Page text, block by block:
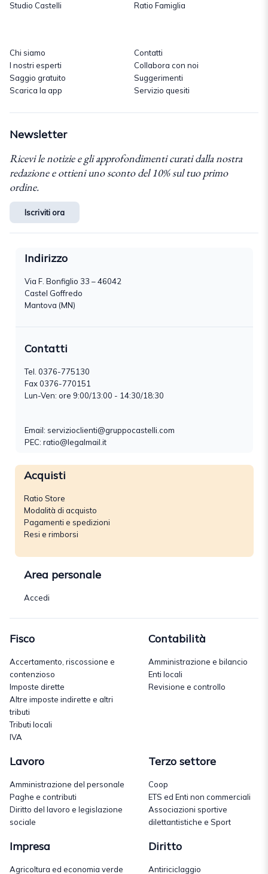
Studio Castelli
Ratio Famiglia
Chi siamo
I nostri esperti
Saggio gratuito
Scarica la app
Contatti
Collabora con noi
Suggerimenti
Servizio quesiti
Newsletter
Ricevi le notizie e gli approfondimenti curati dalla nostra
redazione e ottieni uno sconto del 10% sul tuo primo
ordine.
Iscriviti ora
Indirizzo
Via F. Bonfiglio 33 – 46042
Castel Goffredo
Mantova (MN)
Contatti
Tel. 0376-775130
Fax 0376-770151
Lun-Ven: ore 9:00/13:00 - 14:30/18:30
Email: servizioclienti@gruppocastelli.com
PEC: ratio@legalmail.it
Acquisti
Ratio Store
Modalità di acquisto
Pagamenti e spedizioni
Resi e rimborsi
Area personale
Accedi
Fisco
Accertamento, riscossione e
contenzioso
Imposte dirette
Altre imposte indirette e altri
tributi
Tributi locali
IVA
Contabilità
Amministrazione e bilancio
Enti locali
Revisione e controllo
Lavoro
Amministrazione del personale
Paghe e contributi
Diritto del lavoro e legislazione
sociale
Terzo settore
Coop
ETS ed Enti non commerciali
Associazioni sportive
dilettantistiche e Sport
Impresa
Agricoltura ed economia verde
Diritto
Antiriciclaggio